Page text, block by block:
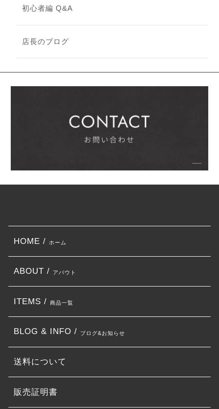
初心者編 Q&A
店長のブログ
HOME / ホーム
ABOUT / アバウト
ITEMS / 商品一覧
BLOG & INFO / ブログ&お知らせ
送料について
販売証明書